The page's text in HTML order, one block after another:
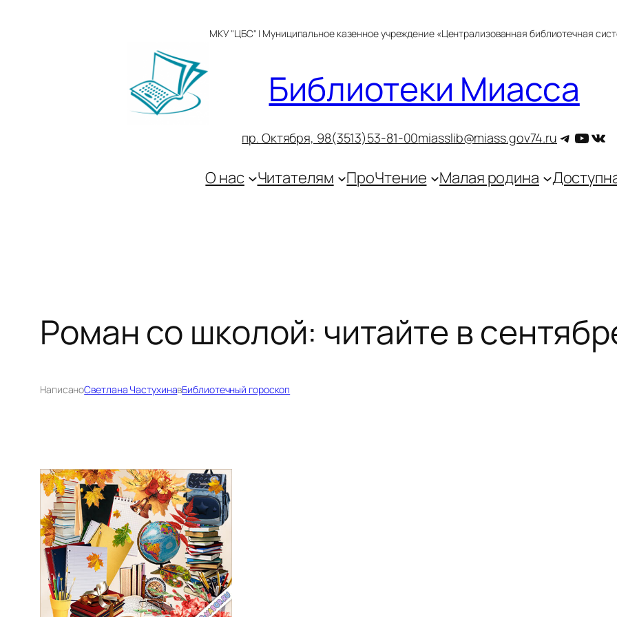
МКУ "ЦБС" | Муниципальное казенное учреждение «Централизованная библиотечная
Библиотеки Миасса
пр. Октября, 98(3513)53-81-00miasslib@miass.gov74.ru
О нас Читателям ПроЧтение Малая родина
Роман со школой: читайте в
НаписаноСветлана ЧастухинавБиблиотечный гороскоп